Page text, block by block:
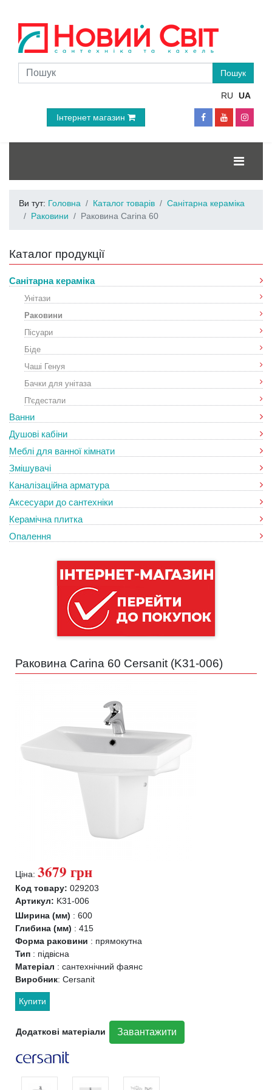
RU UA
Інтернет магазин
Ви тут: Головна Каталог товарів
Санітарна кераміка
Раковини
Раковина Carina 60
Каталог продукції
Санітарна кераміка
Унітази
Раковини
Пісуари
Біде
Чаші Генуя
Бачки для унітаза
П'єдестали
Ванни
Душові кабіни
Меблі для ванної кімнати
Змішувачі
Каналізаційна арматура
Аксесуари до сантехніки
Керамічна плитка
Опалення
Раковина Carina 60 Cersanit (K31-006)
Ціна: 3679 грн
Код товару: 029203
Артикул: K31-006
Ширина (мм) : 600
Глибина (мм) : 415
Форма раковини : прямокутна
Тип : підвісна
Матеріал : сантехнічний фаянс
Виробник: Cersanit
Купити
Додаткові матеріали Завантажити